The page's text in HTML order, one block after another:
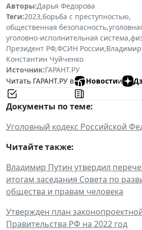
Авторы:Дарья Федорова
Теги:2023,борьба с преступностью,
общественная безопасность,
уголовно-исполнительная система,
Президент РФ,ФСИН России,
Константин Чуйченко
Источник:ГАРАНТ.РУ
Читать ГАРАНТ.РУ в
Новостии
Документы по теме:
Уголовный кодекс Российской
Читайте также:
Владимир Путин утвердил
итогам заседания Совета по
общества и правам человека
Утвержден план
Правительства РФ на 2022 год